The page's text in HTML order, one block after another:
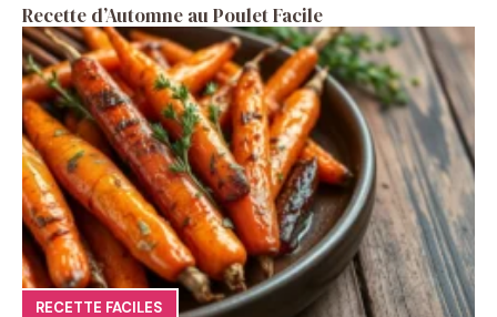
Recette d’Automne au Poulet Facile
RECETTE FACILES